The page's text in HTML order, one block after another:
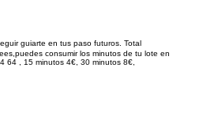
guiarte en tus paso futuros. Total
consumir los minutos de tu lote en
64 , 15 minutos 4€, 30 minutos 8€,